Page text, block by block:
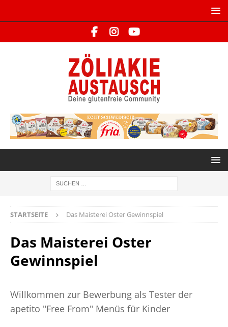
STARTSEITE Das Maisterei Oster Gewinnspiel
Das Maisterei Oster
Gewinnspiel
Willkommen zur Bewerbung als Tester der
apetito "Free From" Menüs für Kinder